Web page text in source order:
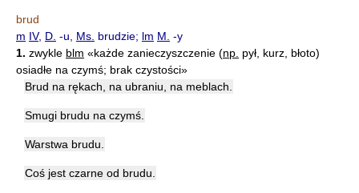
brud
m IV, D. -u, Ms. brudzie; lm M. -y
1. zwykle blm «każde zanieczyszczenie (np. pył, kurz, błoto)
osiadłe na czymś; brak czystości»
Brud na rękach, na ubraniu, na meblach.
Smugi brudu na czymś.
Warstwa brudu.
Coś jest czarne od brudu.